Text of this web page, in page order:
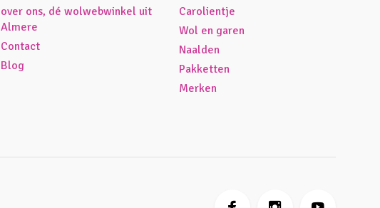
over ons, dé wolwebwinkel uit
Almere
Contact
Blog
Carolientje
Wol en garen
Naalden
Pakketten
Merken